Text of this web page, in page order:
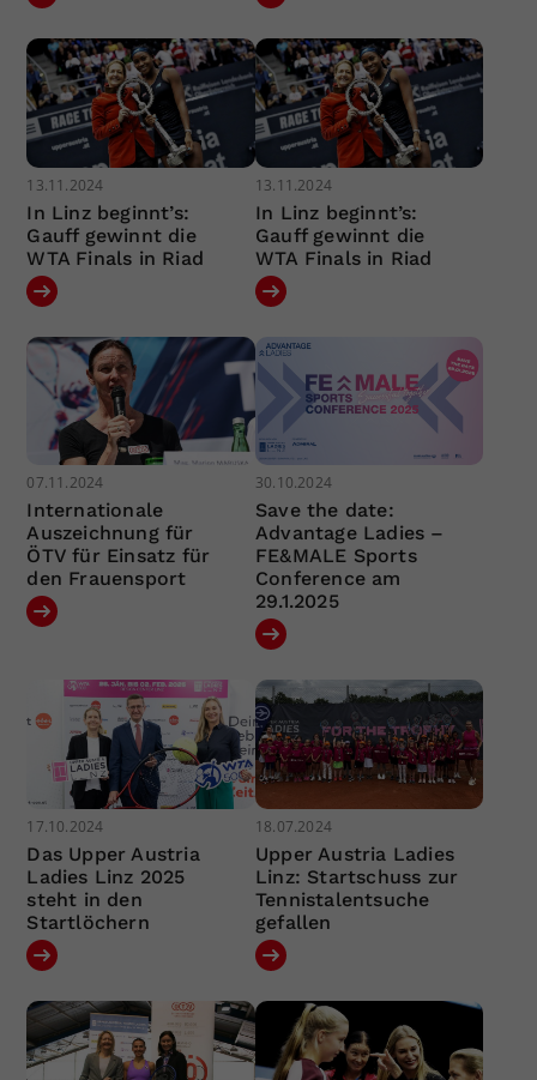
13.11.2024
In Linz beginnt’s:
Gauff gewinnt die
WTA Finals in Riad
13.11.2024
In Linz beginnt’s:
Gauff gewinnt die
WTA Finals in Riad
07.11.2024
Internationale
Auszeichnung für
ÖTV für Einsatz für
den Frauensport
30.10.2024
Save the date:
Advantage Ladies –
FE&MALE Sports
Conference am
29.1.2025
17.10.2024
Das Upper Austria
Ladies Linz 2025
steht in den
Startlöchern
18.07.2024
Upper Austria Ladies
Linz: Startschuss zur
Tennistalentsuche
gefallen